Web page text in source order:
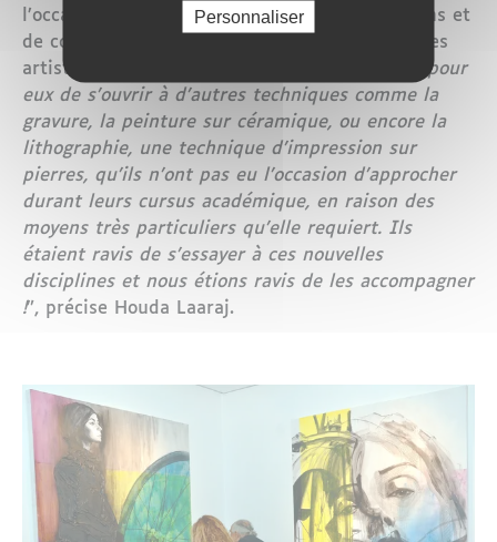
l’occasion de bénéficier de stages de formations et
de coaching, visant à les initier à des disciplines
artistiques complexes. “
Cela fût une occasion pour
eux de s’ouvrir à d’autres techniques comme la
gravure, la peinture sur céramique, ou encore la
lithographie, une technique d’impression sur
pierres, qu’ils n’ont pas eu l’occasion d’approcher
durant leurs cursus académique, en raison des
moyens très particuliers qu’elle requiert. Ils
étaient ravis de s’essayer à ces nouvelles
disciplines et nous étions ravis de les accompagner
!”, précise Houda Laaraj.
Personnaliser